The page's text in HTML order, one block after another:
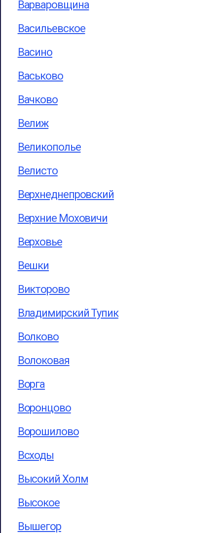
Варваровщина
Васильевское
Васино
Васьково
Вачково
Велиж
Великополье
Велисто
Верхнеднепровский
Верхние Моховичи
Верховье
Вешки
Викторово
Владимирский Тупик
Волково
Волоковая
Ворга
Воронцово
Ворошилово
Всходы
Высокий Холм
Высокое
Вышегор